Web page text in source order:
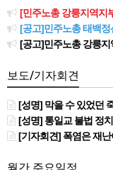
[민주노총 강릉지역지부]민
[공고]민주노총 태백정선
[공고]민주노총 강릉지
보도/기자회견
[성명] 막을 수 있었던 죽음, HL만도가 책
[성명] 통일교 불법 정치
[기자회견] 폭염은 재난이다! 폭염으로부
월간 주요일정